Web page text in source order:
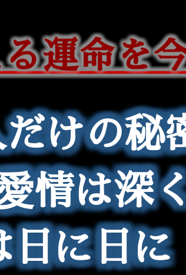
運命を
運命を
けの秘
情は深
日に日に